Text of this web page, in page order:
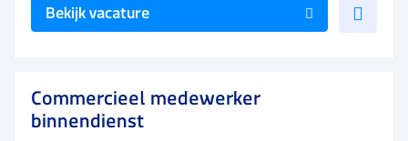
Bekijk vacature
Commercieel medewerker
binnendienst